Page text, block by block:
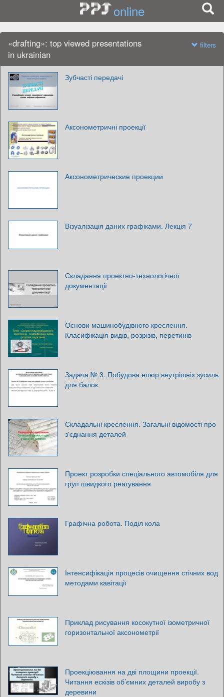
online
«drafting»: top viewed presentations
in ukrainian
filters
Зубчасті передачі
Аксонометричні проекції
Аксонометрические проекции
Візуалізація даних графіками. Лекція 7
Складання проектно-технологічної
документації
Основи машинобудівного креслення.
Класифікація видів, розрізів, перетинів
Задача № 3. Побудова епюр внутрішніх зусиль
для балок
Складальні креслення. Загальні відомості про
з'єднання деталей
Проект розробки спеціального автомобіля для
груп швидкого реагування
Графічна робота. Поділ кола
Інтенсифікація процесів очищення стічних вод
методами кавітації
Приклад рисування косокутної ізометричної
горизонтальної аксонометрії
Проекціювання на дві площини проекції.
Читання ескізів об’ємних деталей виробу з
деревини